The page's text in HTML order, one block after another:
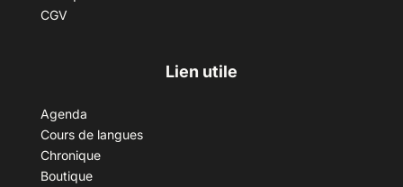
CGV
Lien utile
Agenda
Cours de langues
Chronique
Boutique